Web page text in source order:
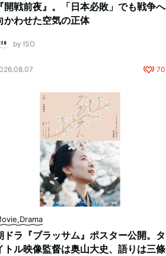
『開戦前夜』。「日本必敗」でも戦争へ
かわせた空気の正体
by ISO
70
ドラ『ブラッサム』ポスター公開。タ
トル映像監督は奥山大史、語りは三條